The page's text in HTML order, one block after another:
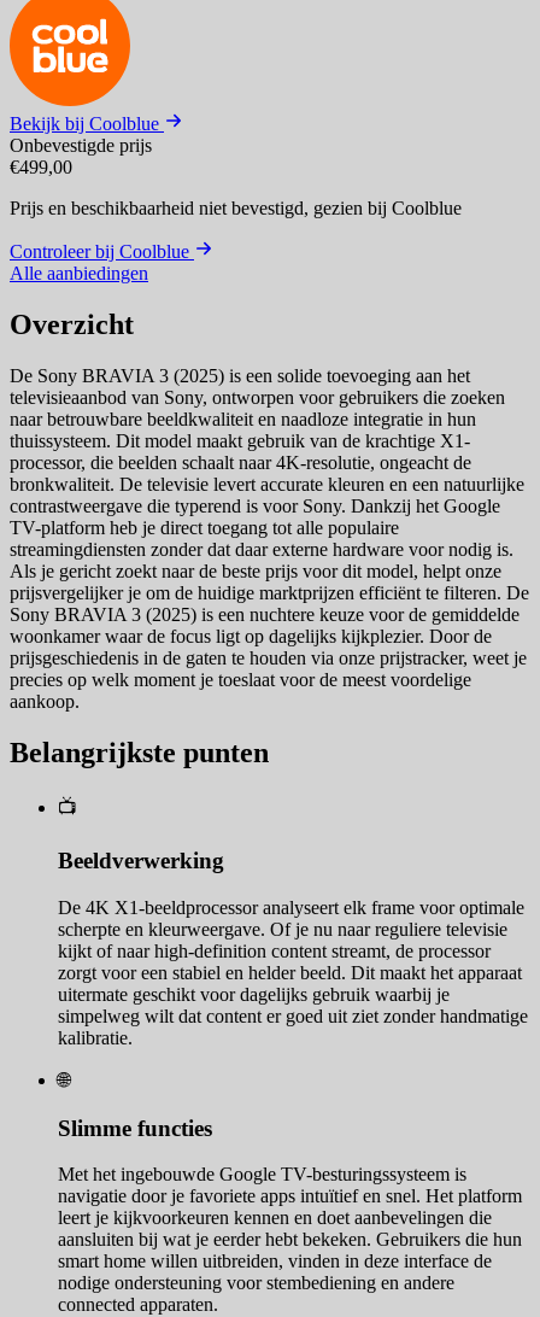
Bekijk bij Coolblue
Onbevestigde prijs
€499,00
Prijs en beschikbaarheid niet bevestigd, gezien bij Coolblue
Controleer bij Coolblue
Alle aanbiedingen
Overzicht
De Sony BRAVIA 3 (2025) is een solide toevoeging aan het
televisieaanbod van Sony, ontworpen voor gebruikers die zoeken
naar betrouwbare beeldkwaliteit en naadloze integratie in hun
thuissysteem. Dit model maakt gebruik van de krachtige X1-
processor, die beelden schaalt naar 4K-resolutie, ongeacht de
bronkwaliteit. De televisie levert accurate kleuren en een natuurlijke
contrastweergave die typerend is voor Sony. Dankzij het Google
TV-platform heb je direct toegang tot alle populaire
streamingdiensten zonder dat daar externe hardware voor nodig is.
Als je gericht zoekt naar de beste prijs voor dit model, helpt onze
prijsvergelijker je om de huidige marktprijzen efficiënt te filteren. De
Sony BRAVIA 3 (2025) is een nuchtere keuze voor de gemiddelde
woonkamer waar de focus ligt op dagelijks kijkplezier. Door de
prijsgeschiedenis in de gaten te houden via onze prijstracker, weet je
precies op welk moment je toeslaat voor de meest voordelige
aankoop.
Belangrijkste punten
📺
Beeldverwerking
De 4K X1-beeldprocessor analyseert elk frame voor optimale
scherpte en kleurweergave. Of je nu naar reguliere televisie
kijkt of naar high-definition content streamt, de processor
zorgt voor een stabiel en helder beeld. Dit maakt het apparaat
uitermate geschikt voor dagelijks gebruik waarbij je
simpelweg wilt dat content er goed uit ziet zonder handmatige
kalibratie.
🌐
Slimme functies
Met het ingebouwde Google TV-besturingssysteem is
navigatie door je favoriete apps intuïtief en snel. Het platform
leert je kijkvoorkeuren kennen en doet aanbevelingen die
aansluiten bij wat je eerder hebt bekeken. Gebruikers die hun
smart home willen uitbreiden, vinden in deze interface de
nodige ondersteuning voor stembediening en andere
connected apparaten.